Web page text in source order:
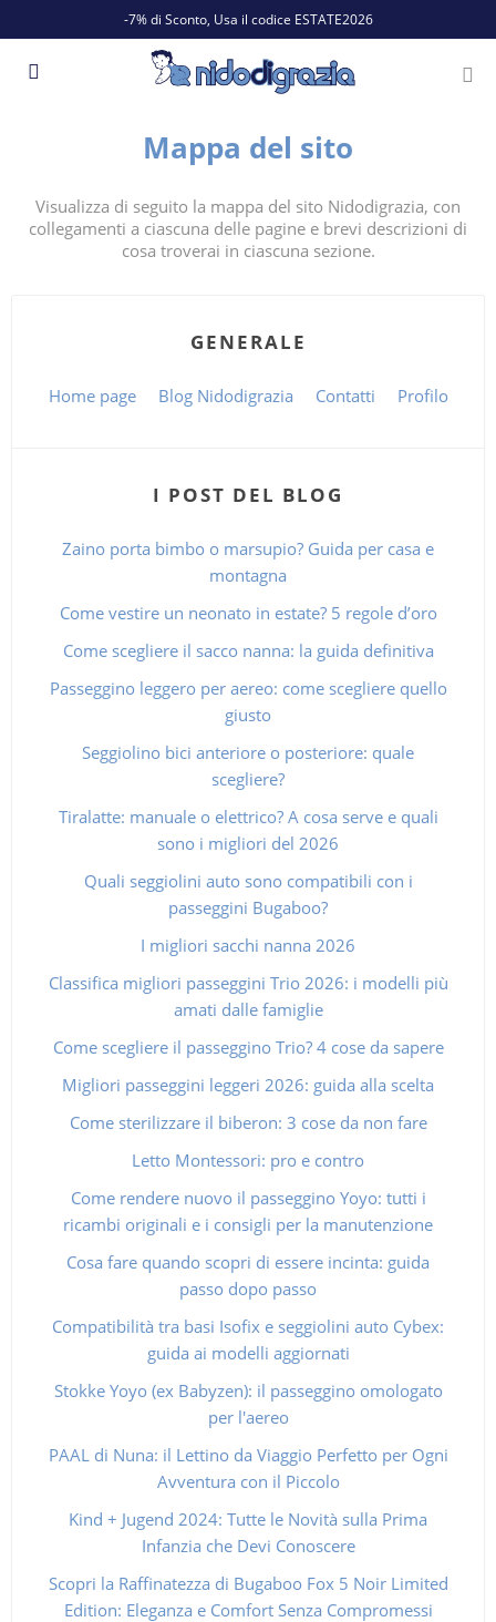
-7% di Sconto, Usa il codice ESTATE2026
Mappa del sito
Visualizza di seguito la mappa del sito Nidodigrazia, con
collegamenti a ciascuna delle pagine e brevi descrizioni di
cosa troverai in ciascuna sezione.
GENERALE
Home page Blog Nidodigrazia Contatti Profilo
I POST DEL BLOG
Zaino porta bimbo o marsupio? Guida per casa e
montagna
Come vestire un neonato in estate? 5 regole d’oro
Come scegliere il sacco nanna: la guida definitiva
Passeggino leggero per aereo: come scegliere quello
giusto
Seggiolino bici anteriore o posteriore: quale
scegliere?
Tiralatte: manuale o elettrico? A cosa serve e quali
sono i migliori del 2026
Quali seggiolini auto sono compatibili con i
passeggini Bugaboo?
I migliori sacchi nanna 2026
Classifica migliori passeggini Trio 2026: i modelli più
amati dalle famiglie
Come scegliere il passeggino Trio? 4 cose da sapere
Migliori passeggini leggeri 2026: guida alla scelta
Come sterilizzare il biberon: 3 cose da non fare
Letto Montessori: pro e contro
Come rendere nuovo il passeggino Yoyo: tutti i
ricambi originali e i consigli per la manutenzione
Cosa fare quando scopri di essere incinta: guida
passo dopo passo
Compatibilità tra basi Isofix e seggiolini auto Cybex:
guida ai modelli aggiornati
Stokke Yoyo (ex Babyzen): il passeggino omologato
per l'aereo
PAAL di Nuna: il Lettino da Viaggio Perfetto per Ogni
Avventura con il Piccolo
Kind + Jugend 2024: Tutte le Novità sulla Prima
Infanzia che Devi Conoscere
Scopri la Raffinatezza di Bugaboo Fox 5 Noir Limited
Edition: Eleganza e Comfort Senza Compromessi